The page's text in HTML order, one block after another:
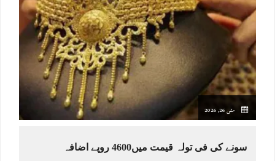
مئی 26, 2026
سونے کی فی تولہ قیمت میں4600 روپے اضافہ